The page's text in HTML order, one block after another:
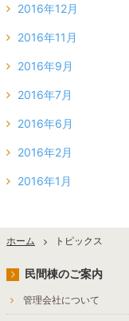
2016年12月
2016年11月
2016年9月
2016年7月
2016年6月
2016年2月
2016年1月
ホーム トピックス
民間棟のご案内
管理会社について